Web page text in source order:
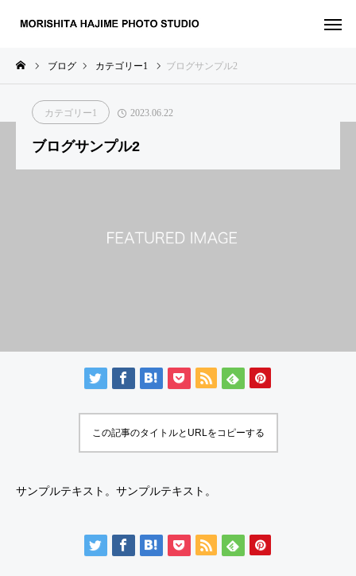
ブログ カテゴリー1 ブログサンプル2
カテゴリー1 2023.06.22
ブログサンプル2
この記事のタイトルとURLをコピーする
サンプルテキスト。サンプルテキスト。